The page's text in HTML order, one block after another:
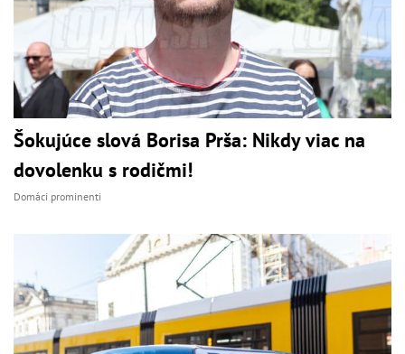
Šokujúce slová Borisa Prša: Nikdy viac na
dovolenku s rodičmi!
Domáci prominenti